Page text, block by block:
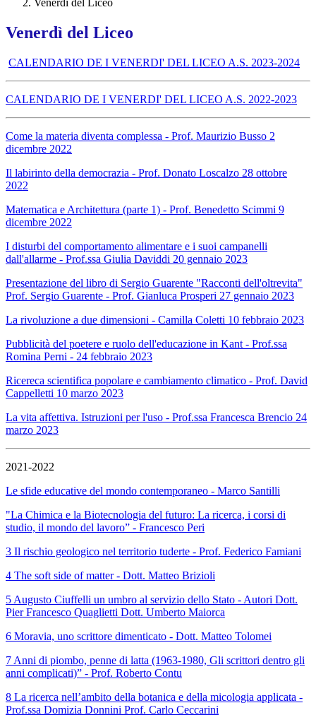
Venerdì del Liceo
Venerdì del Liceo
CALENDARIO DE I VENERDI' DEL LICEO A.S. 2023-2024
CALENDARIO DE I VENERDI' DEL LICEO A.S. 2022-2023
Come la materia diventa complessa - Prof. Maurizio Busso 2
dicembre 2022
Il labirinto della democrazia - Prof. Donato Loscalzo 28 ottobre
2022
Matematica e Architettura (parte 1) - Prof. Benedetto Scimmi 9
dicembre 2022
I disturbi del comportamento alimentare e i suoi campanelli
dall'allarme - Prof.ssa Giulia Daviddi 20 gennaio 2023
Presentazione del libro di Sergio Guarente "Racconti dell'oltrevita"
Prof. Sergio Guarente - Prof. Gianluca Prosperi 27 gennaio 2023
La rivoluzione a due dimensioni - Camilla Coletti 10 febbraio 2023
Pubblicità del poetere e ruolo dell'educazione in Kant - Prof.ssa
Romina Perni - 24 febbraio 2023
Ricereca scientifica popolare e cambiamento climatico - Prof. David
Cappelletti 10 marzo 2023
La vita affettiva. Istruzioni per l'uso - Prof.ssa Francesca Brencio 24
marzo 2023
2021-2022
Le sfide educative del mondo contemporaneo - Marco Santilli
"La Chimica e la Biotecnologia del futuro: La ricerca, i corsi di
studio, il mondo del lavoro” - Francesco Peri
3 Il rischio geologico nel territorio tuderte - Prof. Federico Famiani
4 The soft side of matter - Dott. Matteo Brizioli
5 Augusto Ciuffelli un umbro al servizio dello Stato - Autori Dott.
Pier Francesco Quaglietti Dott. Umberto Maiorca
6 Moravia, uno scrittore dimenticato - Dott. Matteo Tolomei
7 Anni di piombo, penne di latta (1963-1980, Gli scrittori dentro gli
anni complicati)” - Prof. Roberto Contu
8 La ricerca nell’ambito della botanica e della micologia applicata -
Prof.ssa Domizia Donnini Prof. Carlo Ceccarini